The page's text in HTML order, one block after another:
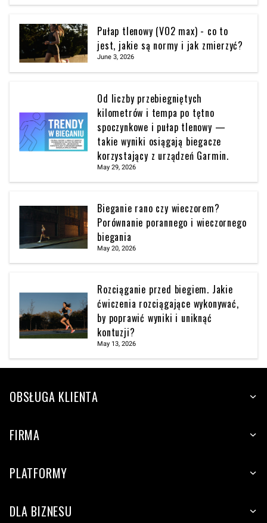
Pułap tlenowy (VO2 max) - co to
jest, jakie są normy i jak zmierzyć?
June 3, 2026
Od liczby przebiegniętych
kilometrów i tempa po tętno
spoczynkowe i pułap tlenowy —
takie wyniki osiągają biegacze
korzystający z urządzeń Garmin.
May 29, 2026
Bieganie rano czy wieczorem?
Porównanie porannego i wieczornego
biegania
May 20, 2026
Rozciąganie przed biegiem. Jakie
ćwiczenia rozciągające wykonywać,
by poprawić wyniki i uniknąć
kontuzji?
May 13, 2026
OBSŁUGA KLIENTA
FIRMA
PLATFORMY
DLA BIZNESU